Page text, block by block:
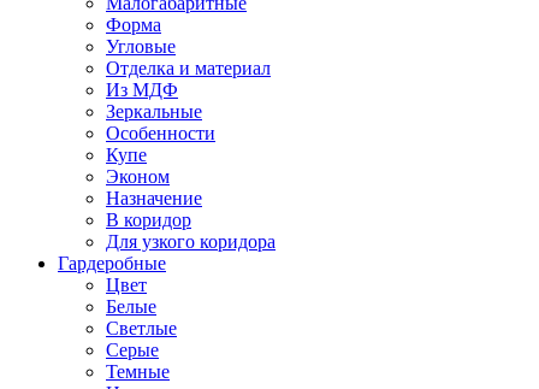
Форма
Угловые
Отделка и материал
Из МДФ
Зеркальные
Особенности
Купе
Эконом
Назначение
В коридор
Для узкого коридора
Гардеробные
Цвет
Белые
Светлые
Серые
Темные